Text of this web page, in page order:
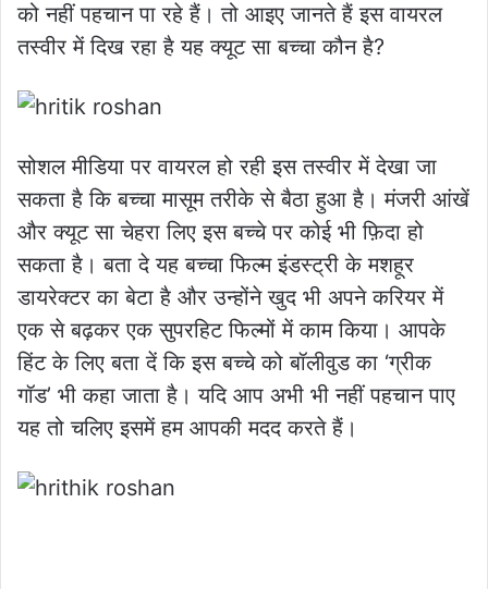
को नहीं पहचान पा रहे हैं। तो आइए जानते हैं इस वायरल
तस्वीर में दिख रहा है यह क्यूट सा बच्चा कौन है?
सोशल मीडिया पर वायरल हो रही इस तस्वीर में देखा जा
सकता है कि बच्चा मासूम तरीके से बैठा हुआ है। मंजरी आंखें
और क्यूट सा चेहरा लिए इस बच्चे पर कोई भी फ़िदा हो
सकता है। बता दे यह बच्चा फिल्म इंडस्ट्री के मशहूर
डायरेक्टर का बेटा है और उन्होंने खुद भी अपने करियर में
एक से बढ़कर एक सुपरहिट फिल्मों में काम किया। आपके
हिंट के लिए बता दें कि इस बच्चे को बॉलीवुड का ‘ग्रीक
गॉड’ भी कहा जाता है। यदि आप अभी भी नहीं पहचान पाए
यह तो चलिए इसमें हम आपकी मदद करते हैं।